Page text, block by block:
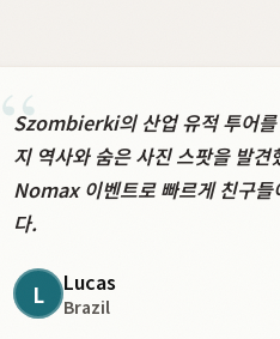
“
Szombierki의 산업 유적 투어를
지 역사와 숨은 사진 스팟을 발견
Nomax 이벤트로 빠르게 친구들
다.
L Lucas
Brazil